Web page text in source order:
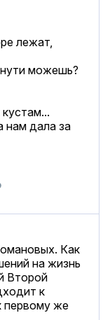
лежат,
можешь?
нам дала за
Как
на жизнь
Второй
к
первому же